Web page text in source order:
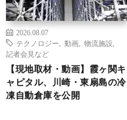
2026.08.07
テクノロジー
動画 物流施設
記者会見など
【現地取材・動画】霞ヶ関キ
ャピタル、川崎・東扇島の冷
凍自動倉庫を公開